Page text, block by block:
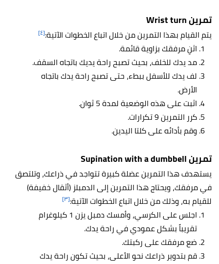
تمرين Wrist turn
يتم القيام بهذا التمرين من خلال اتباع الخطوات الآتية:[٤]
اثنِ مرفقك بزاوية قائمة.
مد يدك للخلف، بحيث تصبح راحة يديك باتجاه السقف.
لف يدك للأسفل ببطء، حتى تصبح راحة يدك باتجاه
الأرض.
اثبت على هذه الوضعية لمدة 5 ثوان.
كرر التمرين 9 تكرارات.
وقم بأدائه على كلتا اليدين.
تمرين Supination with a dumbbell
يستهدف هذا التمرين عضلة كبيرة تتواجد في ذراعك، وتلتصق
في مرفقك، ويحتاج هذا التمرين إلى الدمبلز (أثقال خفيفة)
للقيام به، وذلك من خلال اتباع الخطوات الآتية:[٣]
اجلس على الكرسي، وأمسك دمبل يزن 1 كيلوغرام
تقريباً بشكل عمودي في راحة يدك.
ضع مرفقك على ركبتك.
قم بتدوير ذراعك نحو الأعلى، بحيث تكون راحة يدك